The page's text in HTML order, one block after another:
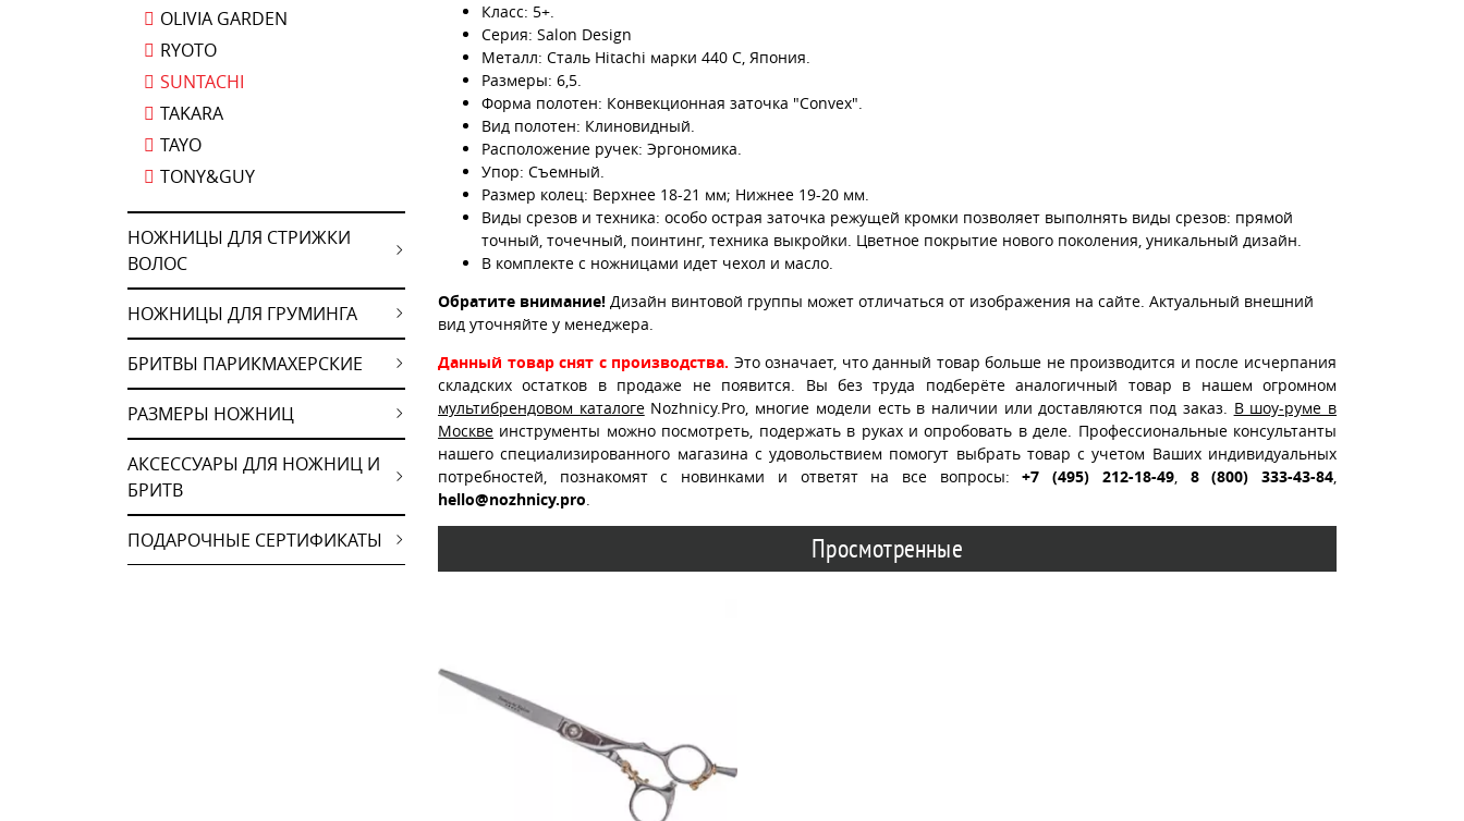
OLIVIA GARDEN
RYOTO
SUNTACHI
TAKARA
TAYO
TONY&GUY
НОЖНИЦЫ ДЛЯ СТРИЖКИ
ВОЛОС
НОЖНИЦЫ ДЛЯ ГРУМИНГА
БРИТВЫ ПАРИКМАХЕРСКИЕ
РАЗМЕРЫ НОЖНИЦ
АКСЕССУАРЫ ДЛЯ НОЖНИЦ И
БРИТВ
ПОДАРОЧНЫЕ СЕРТИФИКАТЫ
Класс: 5+.
Серия: Salon Design
Металл: Сталь Hitachi марки 440 С, Япония.
Размеры: 6,5.
Форма полотен: Конвекционная заточка "Convex".
Вид полотен: Клиновидный.
Расположение ручек: Эргономика.
Упор: Съемный.
Размер колец: Верхнее 18-21 мм; Нижнее 19-20 мм.
Виды срезов и техника: особо острая заточка режущей кромки позволяет выполнять виды срезов: прямой
точный, точечный, поинтинг, техника выкройки. Цветное покрытие нового поколения, уникальный дизайн.
В комплекте с ножницами идет чехол и масло.
Обратите внимание! Дизайн винтовой группы может отличаться от изображения на сайте. Актуальный внешний
вид уточняйте у менеджера.
Данный товар снят с производства. Это означает, что данный товар больше не производится и после исчерпания
складских остатков в продаже не появится. Вы без труда подберёте аналогичный товар в нашем огромном
мультибрендовом каталогеNozhnicy.Pro, многие модели есть в наличии или доставляются под заказ. В шоу-руме в
Москве инструменты можно посмотреть, подержать в руках и опробовать в деле. Профессиональные консультанты
нашего специализированного магазина с удовольствием помогут выбрать товар с учетом Ваших индивидуальных
потребностей, познакомят с новинками и ответят на все вопросы:+7 (495) 212-18-49, 8 (800) 333-43-84,
hello@nozhnicy.pro.
Просмотренные